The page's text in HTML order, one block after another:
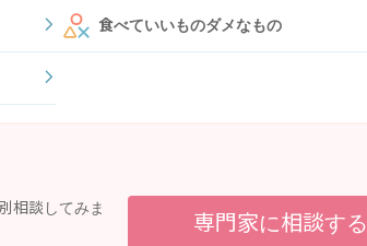
食べていいものダメなもの
相談してみま
専門家に相談する